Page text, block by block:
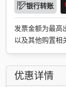
银行转账
发票金额为最高
以及其他购置相
优惠详情